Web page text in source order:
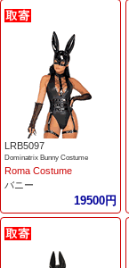
LRB5097
Dominatrix Bunny Costume
Roma Costume
バニー
19500円